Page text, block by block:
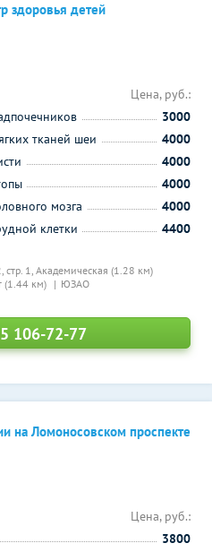
здоровья детей
стр. 1, Академическая (1.28 км)
(1.44 км) ЮЗАО
Цена, руб.:
3000
тканей шеи
4000
4000
4000
мозга
4000
клетки
4400
106-72-77
на Ломоносовском проспекте
Цена, руб.:
3800